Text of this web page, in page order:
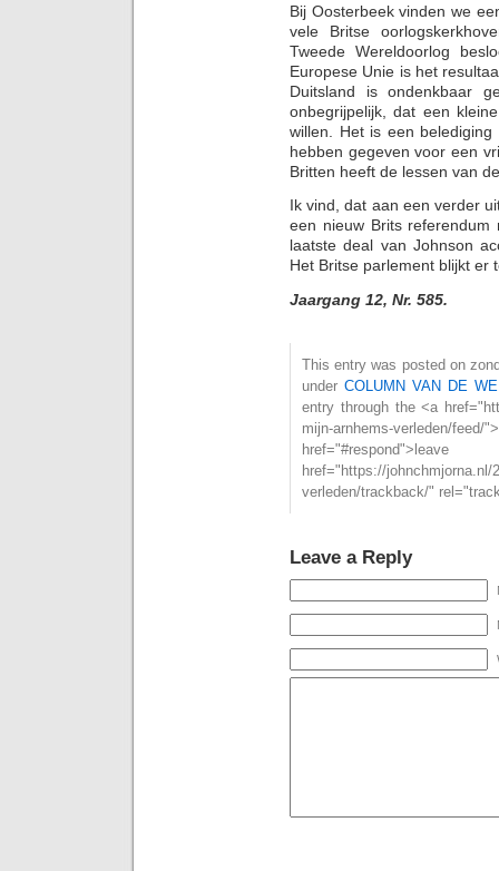
Bij Oosterbeek vinden we
vele Britse
Tweede Wereldoorlog
Europese Unie is het
Duitsland is ondenkbaar
onbegrijpelijk, dat een
willen. Het is een
hebben gegeven voor een
Britten heeft de lessen van
Ik vind, dat aan een verder
een nieuw Brits
laatste deal van Johnson
Het Britse parlement blijkt
Jaargang 12, Nr. 585.
This entry was posted on
under COLUMN VAN DE
entry through the <a
mijn-arnhems-verleden/
href="https://johnchmjorna.nl/
verleden/trackback/"
Leave a Reply